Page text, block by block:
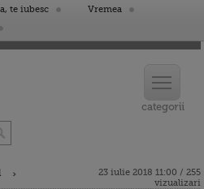
te iubesc
Vremea
23 iulie 2018 11:00 / 255
vizualizari